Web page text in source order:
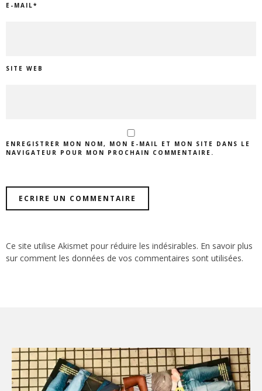
E-MAIL*
SITE WEB
ENREGISTRER MON NOM, MON E-MAIL ET MON SITE DANS LE
NAVIGATEUR POUR MON PROCHAIN COMMENTAIRE.
Ce site utilise Akismet pour réduire les indésirables. En savoir plus
sur comment les données de vos commentaires sont utilisées.